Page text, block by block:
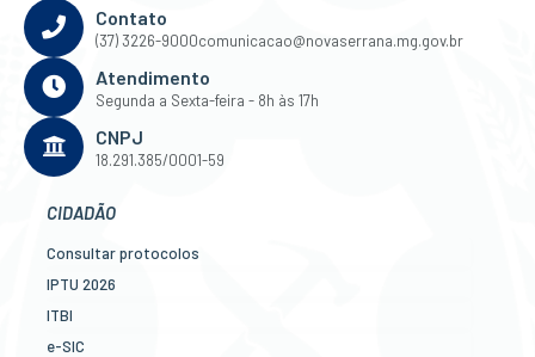
Contato
(37) 3226-9000comunicacao@novaserrana.mg.gov.br
Atendimento
Segunda a Sexta-feira - 8h às 17h
CNPJ
18.291.385/0001-59
CIDADÃO
Consultar protocolos
IPTU 2026
ITBI
e-SIC